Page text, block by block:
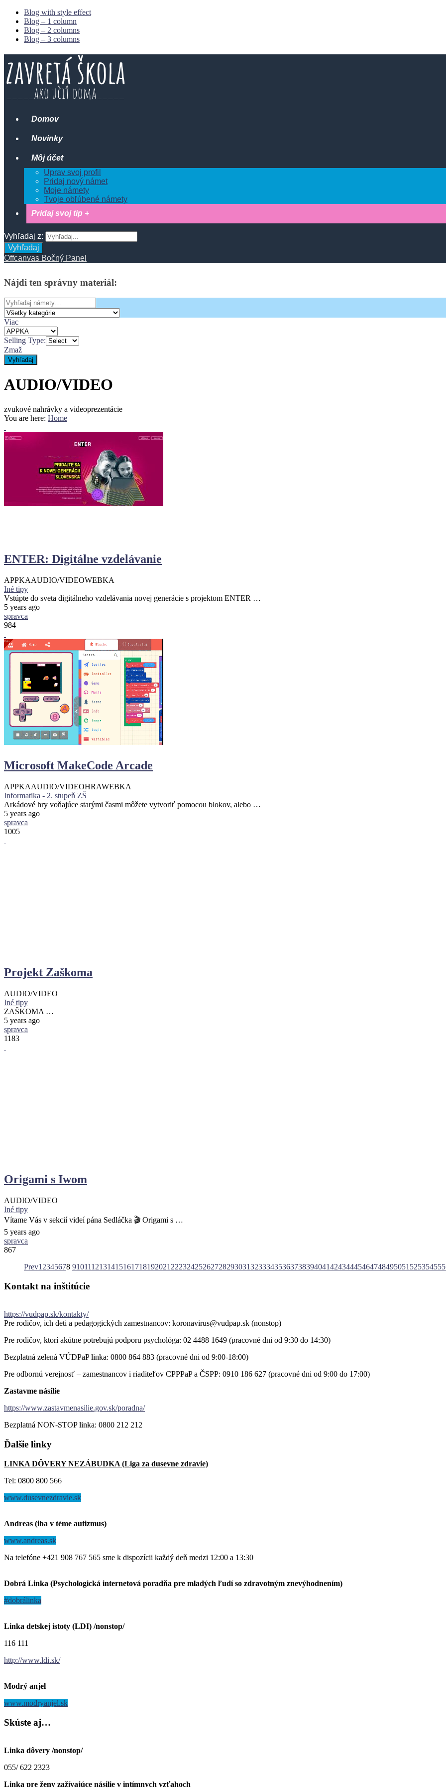
Blog with style effect
Blog – 1 column
Blog – 2 columns
Blog – 3 columns
Domov
Novinky
Môj účet
Uprav svoj profil
Pridaj nový námet
Moje námety
Tvoje obľúbené námety
Pridaj svoj tip +
Vyhľadaj z:
Vyhľadaj
Offcanvas Bočný Panel
Nájdi ten správny materiál:
Search
for:
Viac
Selling Type:
Zmaž
Vyhľadaj
AUDIO/VIDEO
zvukové nahrávky a videoprezentácie
You are here: Home
ENTER: Digitálne vzdelávanie
APPKAAUDIO/VIDEOWEBKA
Iné tipy
Vstúpte do sveta digitálneho vzdelávania novej generácie s projektom ENTER …
5 years ago
spravca
984
Microsoft MakeCode Arcade
APPKAAUDIO/VIDEOHRAWEBKA
Informatika - 2. stupeň ZŠ
Arkádové hry voňajúce starými časmi môžete vytvoriť pomocou blokov, alebo …
5 years ago
spravca
1005
Projekt Zaškoma
AUDIO/VIDEO
Iné tipy
ZAŠKOMA …
5 years ago
spravca
1183
Origami s Iwom
AUDIO/VIDEO
Iné tipy
Vítame Vás v sekcií videí pána Sedláčka 🎬 Origami s …
5 years ago
spravca
867
Prev1 2345678 9101112131415161718192021 222324252627282930313233343536373839404142434445464748495051 52535455
Kontakt na inštitúcie
https://vudpap.sk/kontakty/
Pre rodičov, ich deti a pedagogických zamestnancov: koronavirus@vudpap.sk (nonstop)
Pre rodičov, ktorí akútne potrebujú podporu psychológa: 02 4488 1649 (pracovné dni od 9:30 do 14:30)
Bezplatná zelená VÚDPaP linka: 0800 864 883 (pracovné dni od 9:00-18:00)
Pre odbornú verejnosť – zamestnancov i riaditeľov CPPPaP a ČSPP: 0910 186 627 (pracovné dni od 9:00 do 17:00)
Zastavme násilie
https://www.zastavmenasilie.gov.sk/poradna/
Bezplatná NON-STOP linka: 0800 212 212
Ďalšie linky
LINKA DÔVERY NEZÁBUDKA (Liga za dusevne zdravie)
Tel: 0800 800 566
www.dusevnezdravie.sk
Andreas (iba v téme autizmus)
www.andreas.sk
Na telefóne +421 908 767 565 sme k dispozícii každý deň medzi 12:00 a 13:30
Dobrá Linka (Psychologická internetová poradňa pre mladých ľudí so zdravotným znevýhodnením)
#dobrálinka
Linka detskej istoty (LDI) /nonstop/
116 111
http://www.ldi.sk/
Modrý anjel
www.modryanjel.sk
Skúste aj…
Linka dôvery /nonstop/
055/ 622 2323
Linka pre ženy zažívajúce násilie v intímnych vzťahoch